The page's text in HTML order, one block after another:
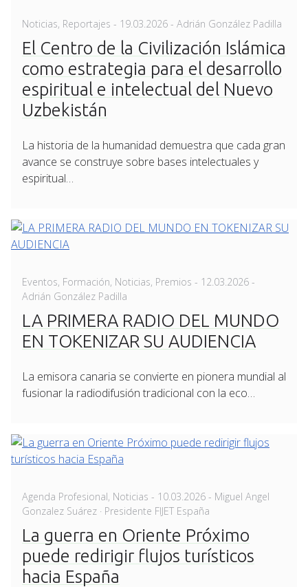
Noticias, Reportajes - Posted
on
19.03.2026 - Adrián González Padilla
El Centro de la Civilización Islámica
como estrategia para el desarrollo
espiritual e intelectual del Nuevo
Uzbekistán
La historia de la humanidad demuestra que cada gran
avance se construye sobre bases intelectuales y
espiritual…
Eventos, Formación, Noticias, Premios - Posted
12.03.2026 -
Adrián González Padilla
LA PRIMERA RADIO DEL MUNDO
EN TOKENIZAR SU AUDIENCIA
La emisora canaria se convierte en pionera mundial al
fusionar la radiodifusión tradicional con la eco…
Agenda Profesional, Noticias - Posted
on
10.03.2026 - Miguel Angel
Gonzalez Suárez · Presidente FIJET España
La guerra en Oriente Próximo
puede redirigir flujos turísticos
hacia España